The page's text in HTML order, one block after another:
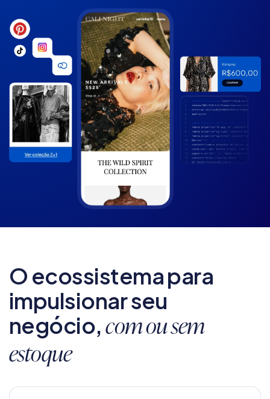
O ecossistema para
impulsionar seu
negócio,com ou sem
estoque